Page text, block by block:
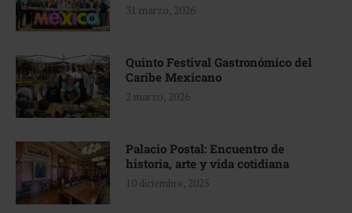
31 marzo, 2026
Quinto Festival Gastronómico del
Caribe Mexicano
2 marzo, 2026
Palacio Postal: Encuentro de
historia, arte y vida cotidiana
10 diciembre, 2025